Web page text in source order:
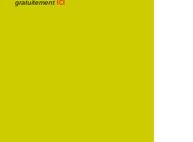
gratuitement ici